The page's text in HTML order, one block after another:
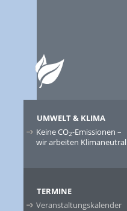
UMWELT & KLIMA
Keine CO2-Emissionen –
wir arbeiten Klimaneutral
TERMINE
Veranstaltungskalender